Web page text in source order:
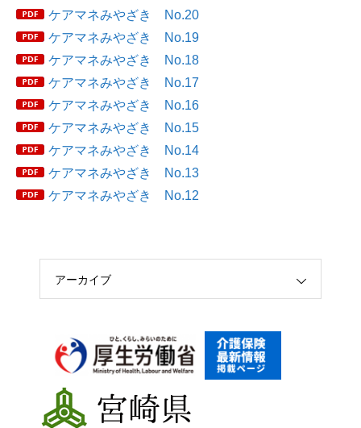
ケアマネみやざき No.20
ケアマネみやざき No.19
ケアマネみやざき No.18
ケアマネみやざき No.17
ケアマネみやざき No.16
ケアマネみやざき No.15
ケアマネみやざき No.14
ケアマネみやざき No.13
ケアマネみやざき No.12
アーカイブ